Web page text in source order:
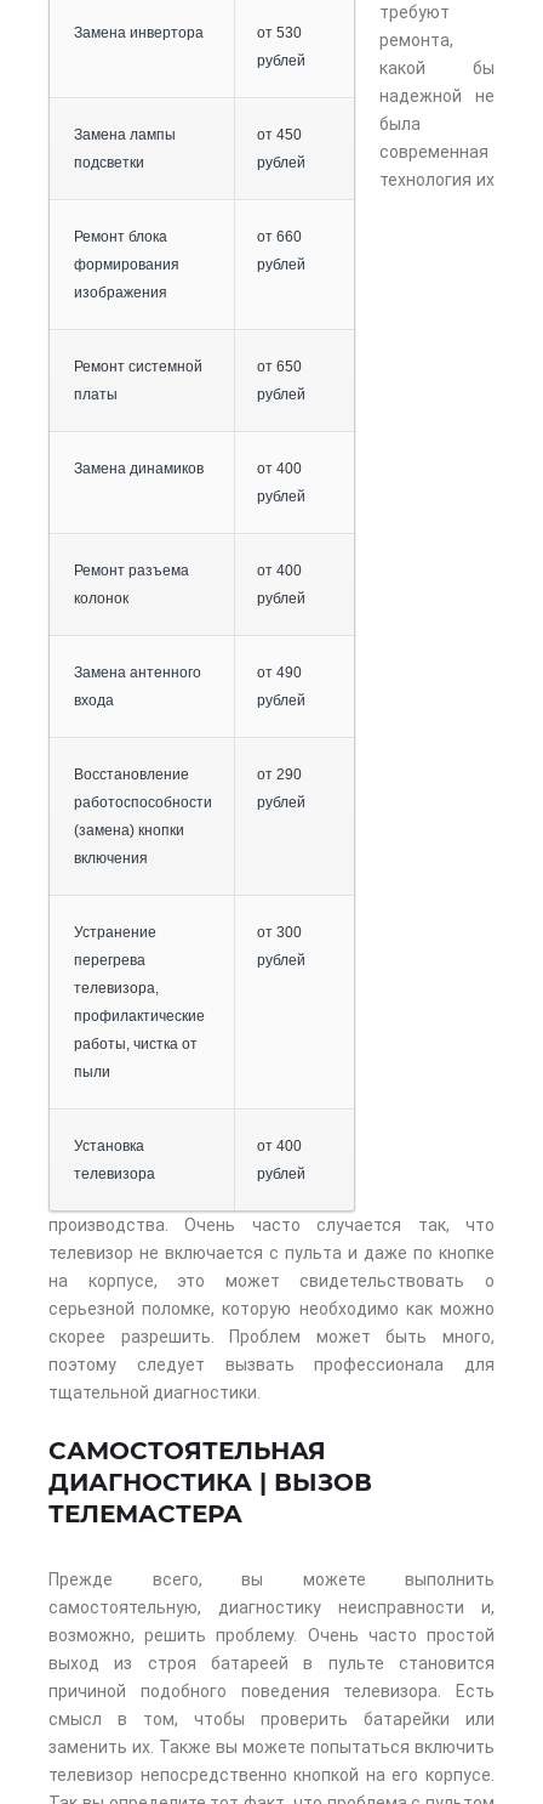
Замена инвертора
от 530
рублей
Замена лампы
подсветки
от 450
рублей
Ремонт блока
формирования
изображения
от 660
рублей
Ремонт системной
платы
от 650
рублей
Замена динамиков
от 400
рублей
Ремонт разъема
колонок
от 400
рублей
Замена антенного
входа
от 490
рублей
Восстановление
работоспособности
(замена) кнопки
включения
от 290
рублей
Устранение
перегрева
телевизора,
профилактические
работы, чистка от
пыли
от 300
рублей
Установка
телевизора
от 400
рублей
требуют
ремонта,
какой бы
надежной не
была
современная
технология их
производства. Очень часто случается так, что
телевизор не включается с пульта и даже по кнопке
на корпусе, это может свидетельствовать о
серьезной поломке, которую необходимо как можно
скорее разрешить. Проблем может быть много,
поэтому следует вызвать профессионала для
тщательной диагностики.
САМОСТОЯТЕЛЬНАЯ
ДИАГНОСТИКА | ВЫЗОВ
ТЕЛЕМАСТЕРА
Прежде всего, вы можете выполнить
самостоятельную, диагностику неисправности и,
возможно, решить проблему. Очень часто простой
выход из строя батареей в пульте становится
причиной подобного поведения телевизора. Есть
смысл в том, чтобы проверить батарейки или
заменить их. Также вы можете попытаться включить
телевизор непосредственно кнопкой на его корпусе.